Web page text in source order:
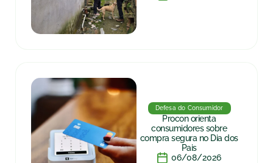
Defesa do Consumidor
Procon orienta
consumidores sobre
compra segura no Dia dos
Pais
06/08/2026